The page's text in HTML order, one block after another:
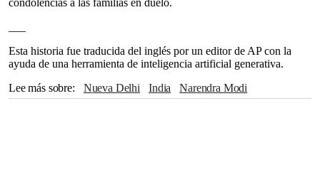
condolencias a las familias en duelo.
Esta historia fue traducida del inglés por un editor de AP con la
ayuda de una herramienta de inteligencia artificial generativa.
Lee más sobre
Nueva Delhi India Narendra Modi